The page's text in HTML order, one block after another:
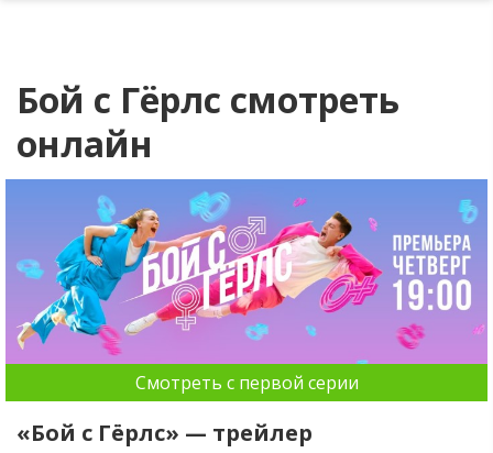
Бой с Гёрлс смотреть
онлайн
Смотреть с первой серии
«Бой с Гёрлс» — трейлер